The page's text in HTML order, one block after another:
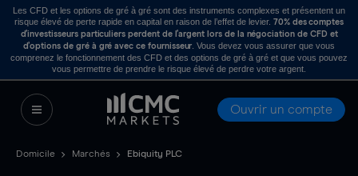
Les CFD et les options de gré à gré sont des instruments complexes et présentent un
risque élevé de perte rapide en capital en raison de l’effet de levier. 70% des comptes
d’investisseurs particuliers perdent de l’argent lors de la négociation de CFD et
d’options de gré à gré avec ce fournisseur . Vous devez vous assurer que vous
comprenez le fonctionnement des CFD et des options de gré à gré et que vous pouvez
vous permettre de prendre le risque élevé de perdre votre argent.
Ouvrir un compte
Domicile Marchés Ebiquity PLC